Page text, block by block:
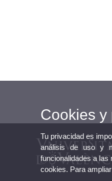
Cookies y
Tu privacidad es
análisis de uso y
funcionalidades a
cookies. Para